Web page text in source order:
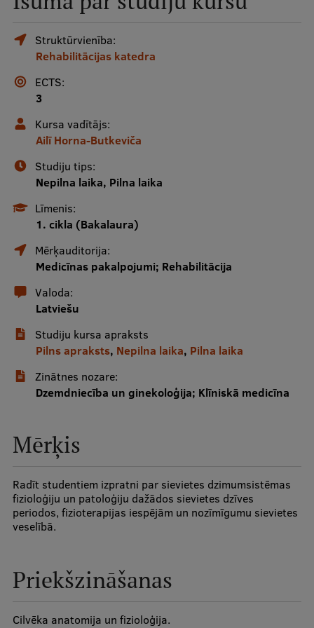
Mobile
galvenā
izvēlne
Studiju iespējas
Pamatstudiju programmas
Maģistra studiju programmas
Doktorantūra
Rezidentūra
Uzņemšana
Praktiska informācija
Par RSU
Studentu dzīve
Studiju norises vietas
Fakultātes
Stratēģija
Struktūra
Vēsture un tradīcijas
Aula
Muzeji un ekspozīcijas
Struktūrvienība:
Rehabilitācijas katedra
ECTS:
3
Kursa vadītājs:
Ailī Horna-Butkeviča
Studiju tips:
Nepilna laika, Pilna laika
Līmenis:
1. cikla (Bakalaura)
Mērķauditorija:
Medicīnas pakalpojumi; Rehabilitācija
Valoda:
Latviešu
Studiju kursa apraksts
Pilns apraksts, Nepilna laika, Pilna laika
Zinātnes nozare:
Dzemdniecība un ginekoloģija; Klīniskā medicīna
Mērķis
Radīt studentiem izpratni par sievietes dzimumsistēmas
fizioloģiju un patoloģiju dažādos sievietes dzīves
periodos, fizioterapijas iespējām un nozīmīgumu sievietes
veselībā.
Priekšzināšanas
Cilvēka anatomija un fizioloģija.